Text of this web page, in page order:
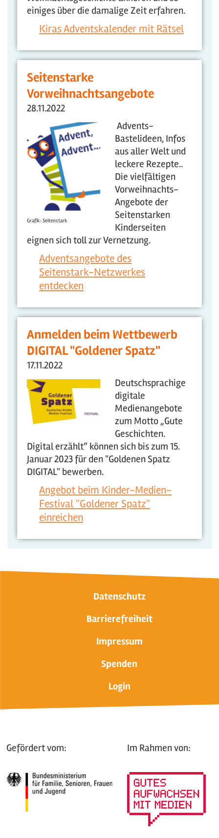
einiges über die damalige Zeit erfahren.
Kiras Adventskalender mit Rätsel
Seitenstarke
Vorweihnachtsangebote
28.11.2022
Grafik: Seitenstark
Advents-
Bastelideen, Infos
aus aller Welt und
leckere Rezepte..
Die vielfältigen
Vorweihnachts-
Angebote der
Seitenstarken
Kinderseiten
eignen sich toll zur Vernetzung.
Adventsangebote des
Seitenstark-Netzwerkes
entdecken
Anmelden beim Wettbewerb
DIGITAL "Goldener Spatz"
17.11.2022
Deutschsprachige
digitale
Medienangebote
zum Motto „Gute
Geschichten.
Digital erzählt“ können sich bis zum 15.
Januar 2023 für den "Goldenen Spatz
DIGITAL" bewerben.
Angebot beim Kinder-Medien-
Festival "Goldener Spatz"
einreichen
Datenschutz
Barrierefreiheit
Impressum
Spenden
Login
Gefördert vom: Im Rahmen von: